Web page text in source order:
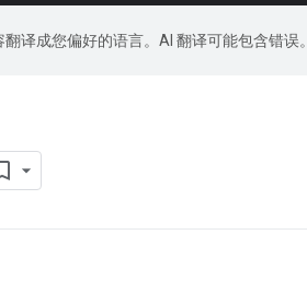
译成您偏好的语言。AI 翻译可能包含错误。